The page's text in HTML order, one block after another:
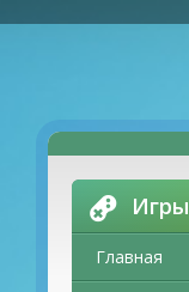
Игры
Главная